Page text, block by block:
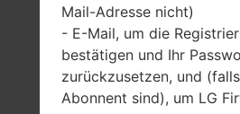
155 gramm (5.47
unzen)
Mail-Adresse nicht)
- E-Mail, um die
bestätigen und Ihr
zurückzusetzen, und
Abonnent sind), um LG